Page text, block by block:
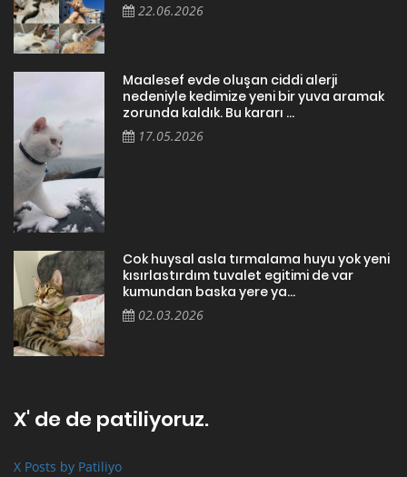
22.06.2026
Maalesef evde oluşan ciddi alerji
nedeniyle kedimize yeni bir yuva aramak
zorunda kaldık. Bu kararı ...
17.05.2026
Cok huysal asla tırmalama huyu yok yeni
kısırlastırdım tuvalet egitimi de var
kumundan baska yere ya...
02.03.2026
X' de de patiliyoruz.
X Posts by Patiliyo